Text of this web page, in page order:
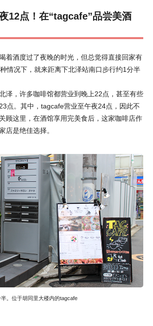
12点！在“tagcafe”品尝美酒
着酒度过了夜晚的时光，但总觉得直接回家有
情况下，就来距离下北泽站南口步行约1分半
泽，许多咖啡馆都营业到晚上22点，甚至有些
点。其中，tagcafe营业至午夜24点，因此不
顾这里，在酒馆享用完美食后，这家咖啡店作
店是绝佳选择。
。位于胡同里大楼内的tagcafe